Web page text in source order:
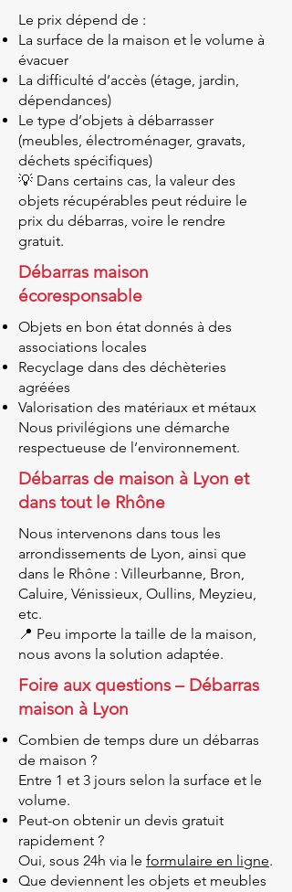
Le prix dépend de :
La surface de la maison et le volume à
évacuer
La difficulté d’accès (étage, jardin,
dépendances)
Le type d’objets à débarrasser
(meubles, électroménager, gravats,
déchets spécifiques)
💡 Dans certains cas, la valeur des
objets récupérables peut réduire le
prix du débarras, voire le rendre
gratuit.
Débarras maison
écoresponsable
Objets en bon état donnés à des
associations locales
Recyclage dans des déchèteries
agréées
Valorisation des matériaux et métaux
Nous privilégions une démarche
respectueuse de l’environnement.
Débarras de maison à Lyon et
dans tout le Rhône
Nous intervenons dans tous les
arrondissements de Lyon, ainsi que
dans le Rhône : Villeurbanne, Bron,
Caluire, Vénissieux, Oullins, Meyzieu,
etc.
📍 Peu importe la taille de la maison,
nous avons la solution adaptée.
Foire aux questions – Débarras
maison à Lyon
Combien de temps dure un débarras
de maison ?
Entre 1 et 3 jours selon la surface et le
volume.
Peut-on obtenir un devis gratuit
rapidement ?
Oui, sous 24h via le formulaire en ligne.
Que deviennent les objets et meubles